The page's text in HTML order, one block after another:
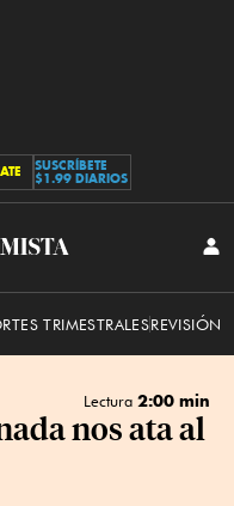
SUSCRÍBETE
$1.99 DIARIOS
TRIMESTRALESREVISIÓN
Lectura 2:00 min
nos ata al